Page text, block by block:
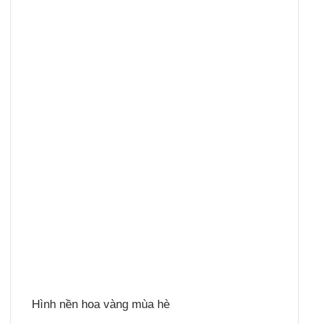
Hình nền hoa vàng mùa hè